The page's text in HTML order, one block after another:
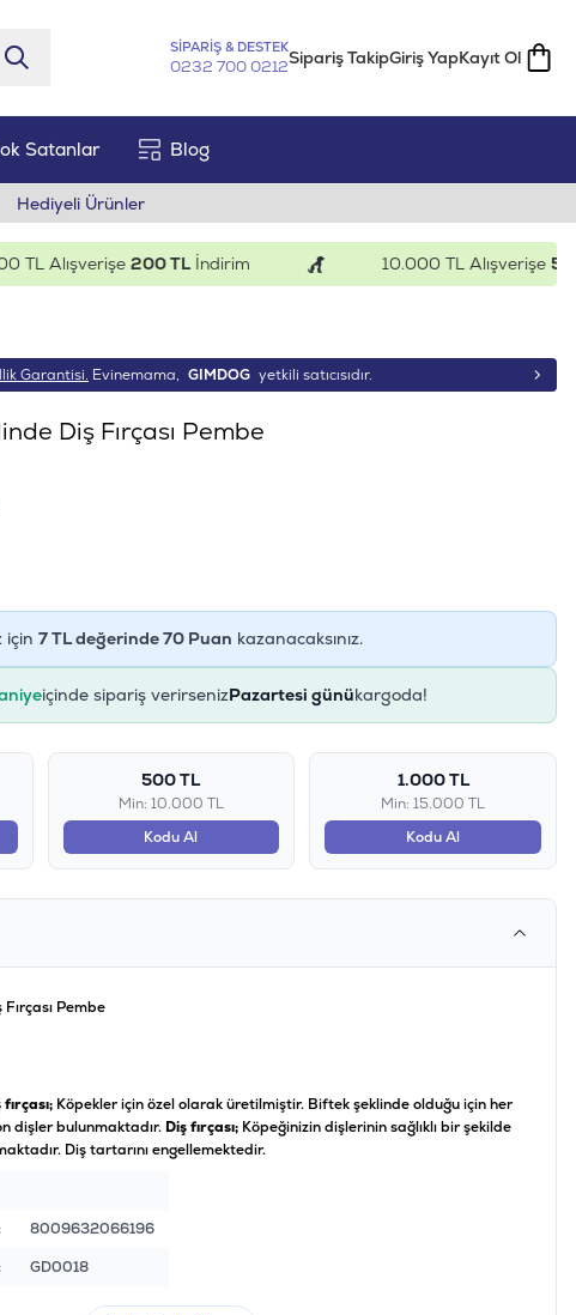
SİPARİŞ & DESTEK
0232 700 0212Sipariş TakipGiriş YapKayıt Ol
Satanlar Blog
Hediyeli Ürünler
Alışverişe200 TLİndirim 10.000 TL Alışverişe500 TL
Garantisi. Evinemama, GIMDOG yetkili satıcısıdır.
Diş Fırçası Pembe
için 7TL değerinde70Puan kazanacaksınız.
içinde sipariş verirsenizPazartesi günükargoda!
500 TL
Min: 10.000 TL
Kodu Al
1.000 TL
Min: 15.000 TL
Kodu Al
Pembe
Köpekler için özel olarak üretilmiştir. Biftek şeklinde olduğu için her
dişler bulunmaktadır. Diş fırçası;Köpeğinizin dişlerinin sağlıklı bir şekilde
Diş tartarını engellemektedir.
8009632066196
GD0018